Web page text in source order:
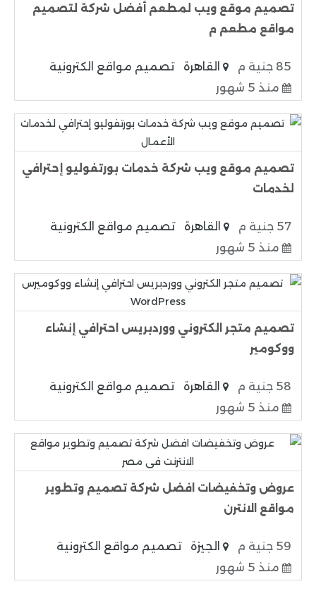
تصميم موقع ويب لمطعم أفضل شركة لتصميم
مواقع مطعم م
85 جنية م القاهرة
تصميم مواقع الكترونية
منذ 5 شهور
تصميم موقع ويب شركة خدمات بورتفوليو إحترافي
لخدمات
57 جنية م القاهرة
تصميم مواقع الكترونية
منذ 5 شهور
تصميم متجر الكتروني ووردبريس احترافي إنشاء
ووكومير
58 جنية م القاهرة
تصميم مواقع الكترونية
منذ 5 شهور
عروض وتخفيضات افضل شركة تصميم وتطوير
مواقع الانترن
59 جنية م الجيزة
تصميم مواقع الكترونية
منذ 5 شهور